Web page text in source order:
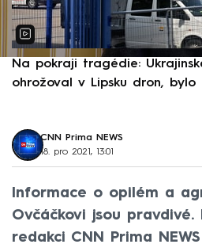
Na pokraji tragédie:
ohrožoval v Lipsku dron, bylo
CNN Prima NEWS
18. pro 2021, 13:01
Informace o opilém a
Ovčáčkovi jsou
redakci CNN Prima